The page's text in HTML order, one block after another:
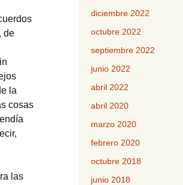
de
la
cosas
las
diciembre 2022
octubre 2022
septiembre 2022
junio 2022
abril 2022
abril 2020
marzo 2020
febrero 2020
octubre 2018
junio 2018